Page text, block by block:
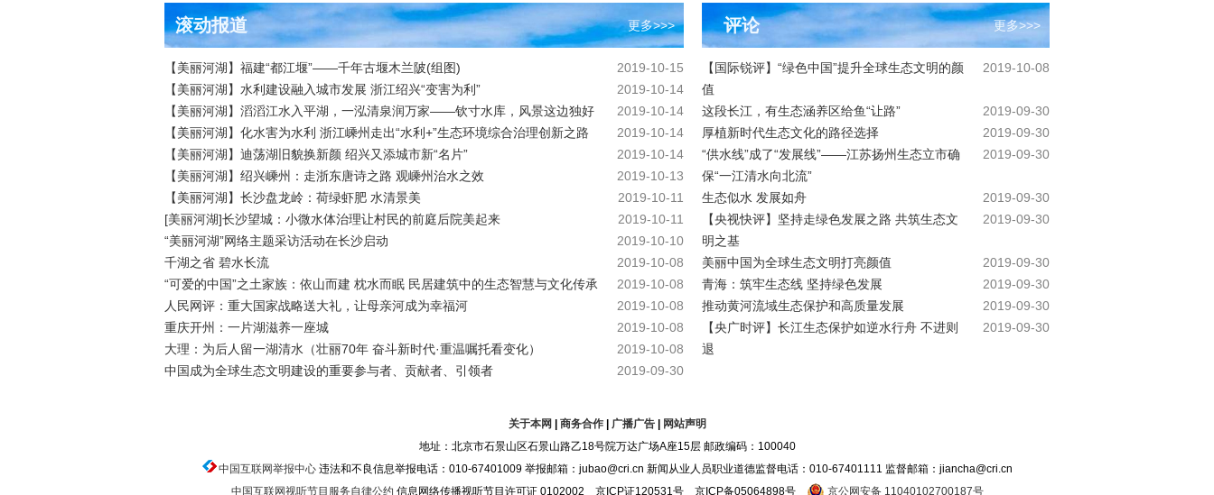
更多>>>
滚动报道
2019-10-15
【美丽河湖】福建“都江堰”——千年古堰木兰陂(组图)
2019-10-14
【美丽河湖】水利建设融入城市发展 浙江绍兴“变害为利”
2019-10-14
【美丽河湖】滔滔江水入平湖，一泓清泉润万家——钦寸水库，风景这边独好
2019-10-14
【美丽河湖】化水害为水利 浙江嵊州走出“水利+”生态环境综合治理创新之路
2019-10-14
【美丽河湖】迪荡湖旧貌换新颜 绍兴又添城市新“名片”
2019-10-13
【美丽河湖】绍兴嵊州：走浙东唐诗之路 观嵊州治水之效
2019-10-11
【美丽河湖】长沙盘龙岭：荷绿虾肥 水清景美
2019-10-11
[美丽河湖]长沙望城：小微水体治理让村民的前庭后院美起来
2019-10-10
“美丽河湖”网络主题采访活动在长沙启动
2019-10-08
千湖之省 碧水长流
2019-10-08
“可爱的中国”之土家族：依山而建 枕水而眠 民居建筑中的生态智慧与文化传承
2019-10-08
人民网评：重大国家战略送大礼，让母亲河成为幸福河
2019-10-08
重庆开州：一片湖滋养一座城
2019-10-08
大理：为后人留一湖清水（壮丽70年 奋斗新时代·重温嘱托看变化）
2019-09-30
中国成为全球生态文明建设的重要参与者、贡献者、引领者
更多>>>
评论
2019-10-08
【国际锐评】“绿色中国”提升全球生态文明的颜
值
2019-09-30
这段长江，有生态涵养区给鱼“让路”
2019-09-30
厚植新时代生态文化的路径选择
2019-09-30
“供水线”成了“发展线”——江苏扬州生态立市确
保“一江清水向北流”
2019-09-30
生态似水 发展如舟
2019-09-30
【央视快评】坚持走绿色发展之路 共筑生态文
明之基
2019-09-30
美丽中国为全球生态文明打亮颜值
2019-09-30
青海：筑牢生态线 坚持绿色发展
2019-09-30
推动黄河流域生态保护和高质量发展
2019-09-30
【央广时评】长江生态保护如逆水行舟 不进则
退
关于本网 商务合作| 广播广告|
网站声明
地址：北京市石景山区石景山路乙18号院万达广场A座15层 邮政编码：100040
中国互联网举报中心违法和不良信息举报电话：010-67401009 举报邮箱：jubao@cri.cn 新闻从业人员职业道德监督电话：010-67401111 监督邮箱：jiancha@cri.cn
中国互联网视听节目服务自律公约 信息网络传播视听节目许可证 0102002 京ICP证120531号 京ICP备05064898号 京公网安备 11040102700187号